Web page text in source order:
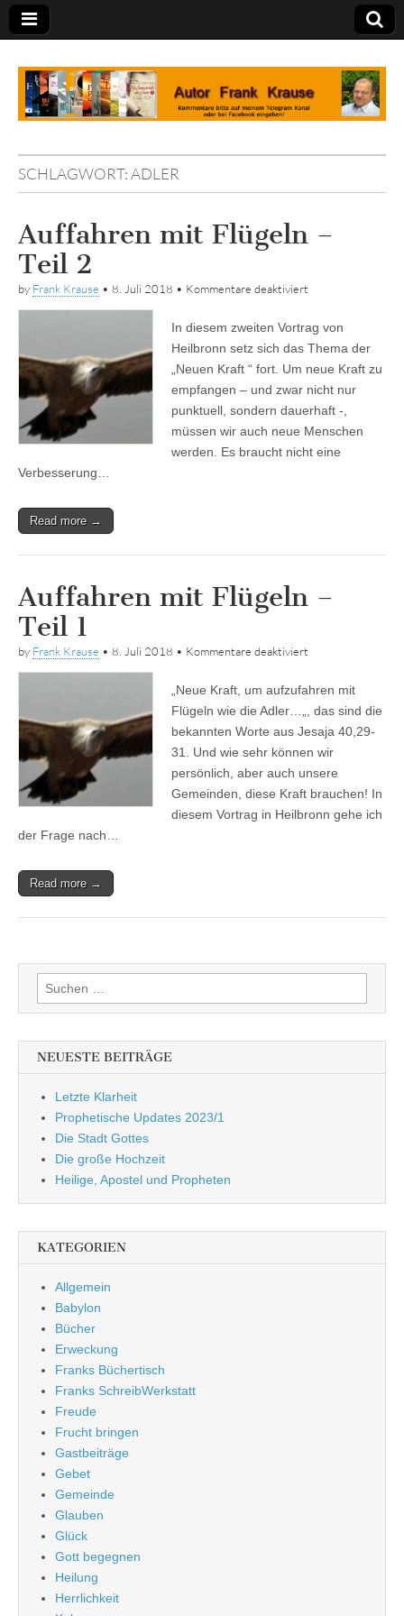
Tagebuch
SCHLAGWORT:ADLER
Auffahren mit Flügeln –
Teil 2
by Frank Krause • 8. Juli 2018 • Kommentare deaktiviert
Flügeln
–
2
In diesem zweiten Vortrag von
Heilbronn setz sich das Thema der
„Neuen Kraft “ fort. Um neue Kraft zu
empfangen – und zwar nicht nur
punktuell, sondern dauerhaft -,
müssen wir auch neue Menschen
werden. Es braucht nicht eine
Verbesserung…
Read more →
Auffahren mit Flügeln –
Teil 1
by Frank Krause • 8. Juli 2018 • Kommentare deaktiviert
Flügeln
1
„Neue Kraft, um aufzufahren mit
Flügeln wie die Adler…„, das sind die
bekannten Worte aus Jesaja 40,29-
31. Und wie sehr können wir
persönlich, aber auch unsere
Gemeinden, diese Kraft brauchen! In
diesem Vortrag in Heilbronn gehe ich
der Frage nach…
Read more →
Suchen
nach:
NEUESTE BEITRÄGE
Letzte Klarheit
Prophetische Updates 2023/1
Die Stadt Gottes
Die große Hochzeit
Heilige, Apostel und Propheten
KATEGORIEN
Allgemein
Babylon
Bücher
Erweckung
Franks Büchertisch
Franks SchreibWerkstatt
Freude
Frucht bringen
Gastbeiträge
Gebet
Gemeinde
Glauben
Glück
Gott begegnen
Heilung
Herrlichkeit